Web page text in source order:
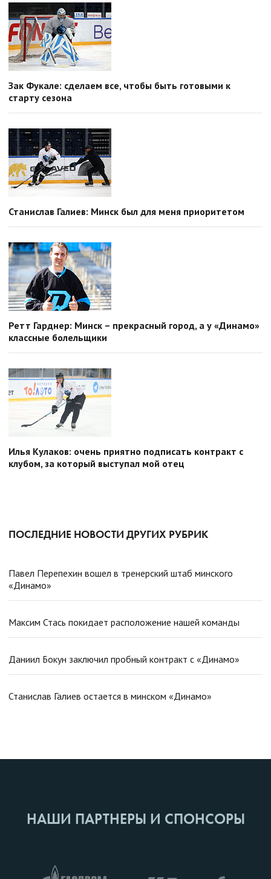
Зак Фукале: сделаем все, чтобы быть готовыми к
старту сезона
Станислав Галиев: Минск был для меня приоритетом
Ретт Гарднер: Минск – прекрасный город, а у «Динамо»
классные болельщики
Илья Кулаков: очень приятно подписать контракт с
клубом, за который выступал мой отец
ПОСЛЕДНИЕ НОВОСТИ ДРУГИХ РУБРИК
Павел Перепехин вошел в тренерский штаб минского
«Динамо»
Максим Стась покидает расположение нашей команды
Даниил Бокун заключил пробный контракт с «Динамо»
Станислав Галиев остается в минском «Динамо»
НАШИ ПАРТНЕРЫ И СПОНСОРЫ